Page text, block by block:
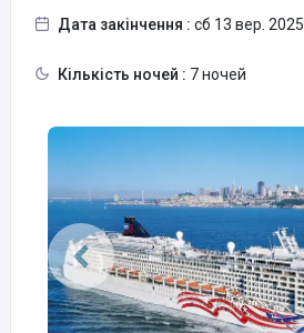
Дата закінчення : сб 13 вер. 2025
Кількість ночей : 7 ночей